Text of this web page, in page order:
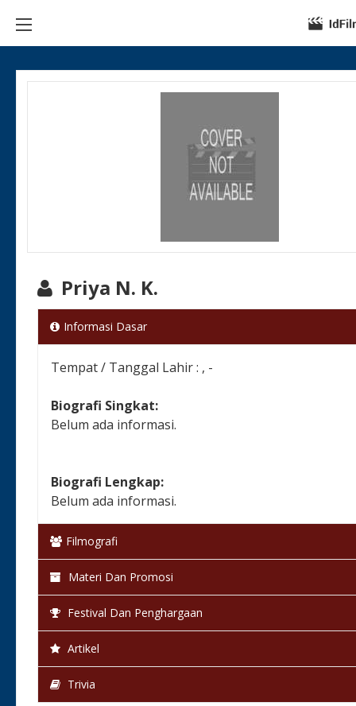
Priya N. K.
Informasi Dasar
Tempat / Tanggal Lahir : , -
Biografi Singkat:
Belum ada informasi.
Biografi Lengkap:
Belum ada informasi.
Filmografi
Materi Dan Promosi
Festival Dan Penghargaan
Artikel
Trivia